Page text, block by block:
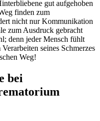
gut aufgehoben
finden zum
nicht nur Kommunikation
zum Ausdruck gebracht
denn jeder Mensch fühlt
seines Schmerzes
Weg!
bei